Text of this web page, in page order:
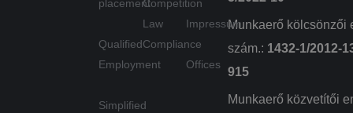
placement
Qualified
Employment
Simplified
Competition
Law
Compliance
Impressum
Offices
Munkaerő kölcsönzői
szám.: 1432-1/2012-
915
Munkaerő közvetítői
Szolgáltató
Szolgáltató
/ Domain
wpglobus-language-
delego.hu
delego.hu
1 év